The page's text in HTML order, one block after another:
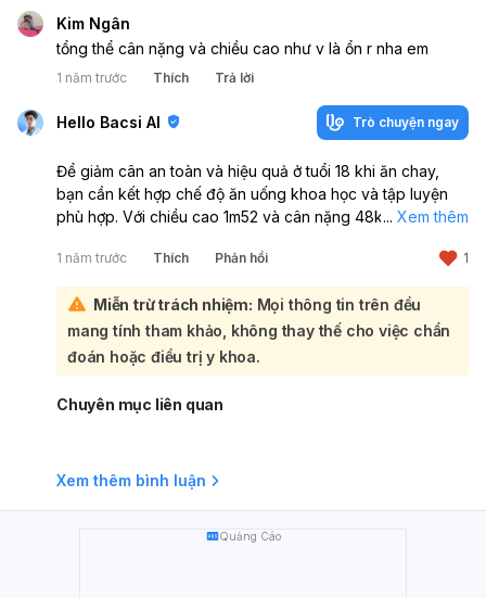
Kim Ngân
tổng thể cân nặng và chiều cao như v là ổn r nha em
1 năm trước Thích Trả lời
Hello Bacsi AI Trò chuyện ngay
Để giảm cân an toàn và hiệu quả ở tuổi 18 khi ăn chay,
bạn cần kết hợp chế độ ăn uống khoa học và tập luyện
phù hợp. Với chiều cao 1m52 và cân nặng 48kg, bạn có
Nguyên tắc chung:
Kiểm soát calo:Tiêu thụ ít calo hơn lượng calo bạn
đốt cháy.
Ưu tiên thực phẩm chay chất lượng cao: Trái cây,
rau, ngũ cốc nguyên hạt, protein thực vật (đậu, đỗ, các
loại hạt).
Hạn chế:Thực phẩm chế biến sẵn, đồ ngọt, carbs tinh
bài tập cardio.Gợi ý thực đơn chay giảm cân (tham
khảo):
... Xem thêm
1 năm trước Thích Phản hồi 1
Miễn trừ trách nhiệm: Mọi thông tin trên đều
mang tính tham khảo, không thay thế cho việc chẩn
đoán hoặc điều trị y khoa.
Chuyên mục liên quan
Xem thêm bình luận
Quảng Cáo